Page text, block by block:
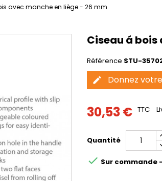
avec manche en liège - 26 mm
Ciseau á
Référence STU-
edit Donnez
30,53 € TTC
Quantité
 Sur commande